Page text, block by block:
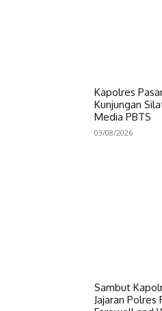
Kapolres
Kunjungan
Media PBTS
03/08/2026
Sambut
Jajaran Polres